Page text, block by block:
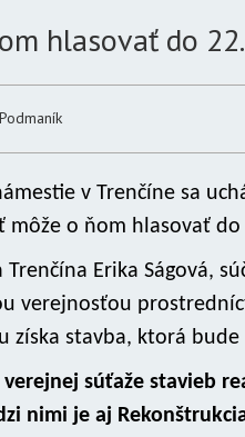
hlasovať do
v Trenčíne sa
môže o ňom hlasovať do
Erika Ságová,
verejnosťou
získa stavba, ktorá
súťaže stavieb
nimi je aj